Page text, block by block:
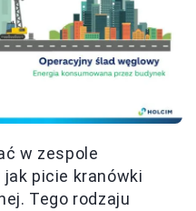
w zespole
picie kranówki
Tego rodzaju